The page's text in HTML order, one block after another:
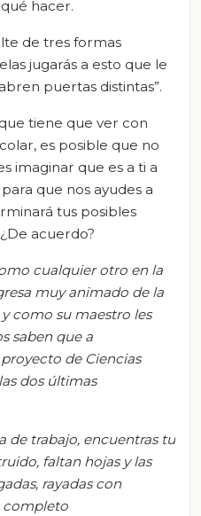
hacer.
de tres formas
jugarás a esto que le
puertas distintas”.
tiene que ver con
es posible que no
imaginar que es a ti a
que nos ayudes a
tus posibles
acuerdo?
cualquier otro en la
muy animado de la
como su maestro les
saben que a
de Ciencias
dos últimas
de trabajo, encuentras tu
faltan hojas y las
rayadas con
completo